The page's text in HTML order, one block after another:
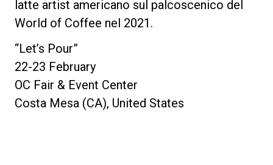
latte artist americano sul palcoscenico del
World of Coffee nel 2021.
“Let’s Pour”
22-23 February
OC Fair & Event Center
Costa Mesa (CA), United States